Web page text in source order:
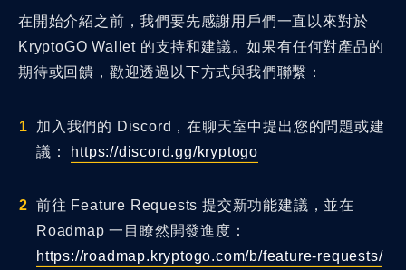
在開始介紹之前，我們要先感謝用戶們一直以來對於
KryptoGO Wallet 的支持和建議。如果有任何對產品的
期待或回饋，歡迎透過以下方式與我們聯繫：
加入我們的 Discord，在聊天室中提出您的問題或建
議： https://discord.gg/kryptogo
前往 Feature Requests 提交新功能建議，並在
Roadmap 一目瞭然開發進度：
https://roadmap.kryptogo.com/b/feature-requests/